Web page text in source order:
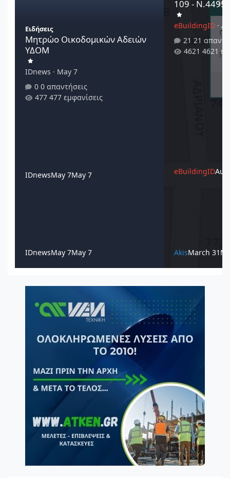
Ειδήσεις
Μητρώο Οικοδομικών Αδειών
ΥΔΟΜ
IDnews · May 7
0 απαντήσεις
477 εμφανίσεις
IDnewsMay 7May 7
IDnewsMay 7May 7
109 -
eBuildingID·
21
4621
eBuildingID
AkisMarch 31